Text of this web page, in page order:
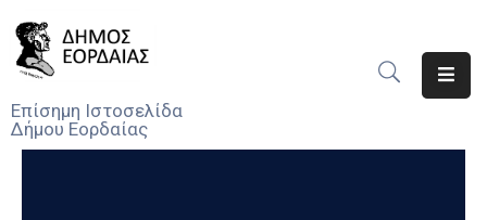
Επίσημη Ιστοσελίδα
Δήμου Εορδαίας
Ο